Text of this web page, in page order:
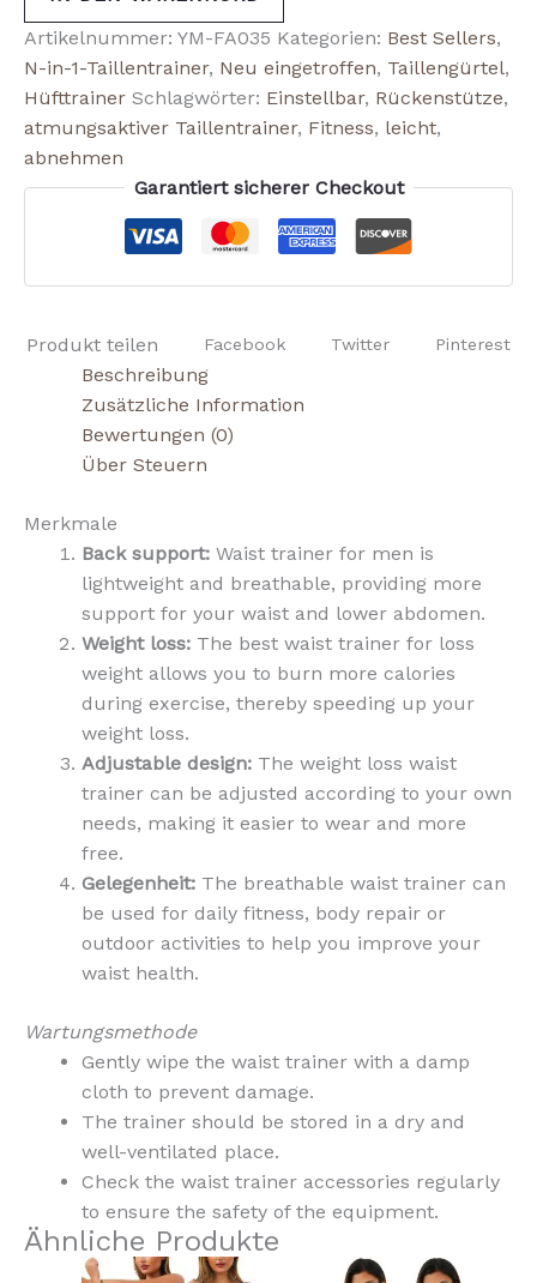
Artikelnummer: YM-FA035 Kategorien: Best Sellers,
N-in-1-Taillentrainer, Neu eingetroffen, Taillengürtel,
Hüfttrainer Schlagwörter: Einstellbar, Rückenstütze,
atmungsaktiver Taillentrainer, Fitness, leicht,
abnehmen
Garantiert sicherer Checkout
Produkt teilen Facebook Twitter Pinterest
Beschreibung
Zusätzliche Information
Bewertungen (0)
Über Steuern
Merkmale
Back support: Waist trainer for men is
lightweight and breathable, providing more
support for your waist and lower abdomen.
Weight loss: The best waist trainer for loss
weight allows you to burn more calories
during exercise, thereby speeding up your
weight loss.
Adjustable design: The weight loss waist
trainer can be adjusted according to your own
needs, making it easier to wear and more
free.
Gelegenheit: The breathable waist trainer can
be used for daily fitness, body repair or
outdoor activities to help you improve your
waist health.
Wartungsmethode
Gently wipe the waist trainer with a damp
cloth to prevent damage.
The trainer should be stored in a dry and
well-ventilated place.
Check the waist trainer accessories regularly
to ensure the safety of the equipment.
Ähnliche Produkte
Dieses
Dieses